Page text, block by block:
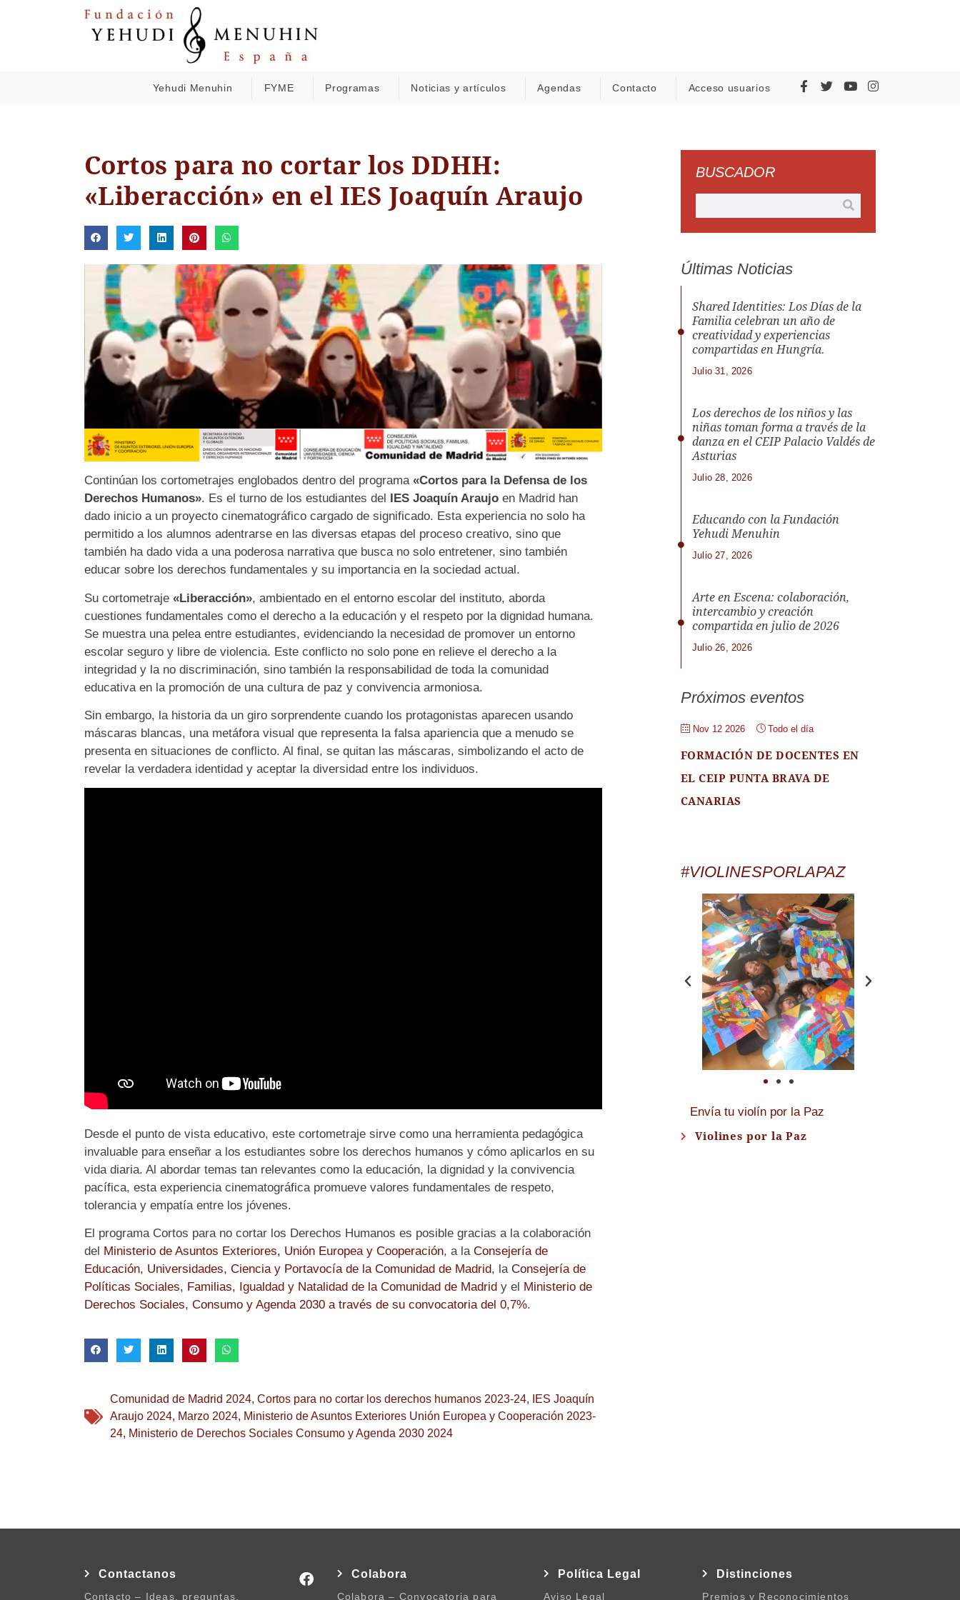
Yehudi Menuhin FYME Programas Noticias y artículos Agendas Contacto Acceso usuarios
Cortos para no cortar los DDHH:
«Liberacción» en el IES Joaquín Araujo
Continúan los cortometrajes englobados dentro del programa «Cortos para la Defensa de los
Derechos Humanos». Es el turno de los estudiantes del IES Joaquín Araujoen Madrid han
dado inicio a un proyecto cinematográfico cargado de significado. Esta experiencia no solo ha
permitido a los alumnos adentrarse en las diversas etapas del proceso creativo, sino que
también ha dado vida a una poderosa narrativa que busca no solo entretener, sino también
educar sobre los derechos fundamentales y su importancia en la sociedad actual.
Su cortometraje «Liberacción», ambientado en el entorno escolar del instituto, aborda
cuestiones fundamentales como el derecho a la educación y el respeto por la dignidad humana.
Se muestra una pelea entre estudiantes, evidenciando la necesidad de promover un entorno
escolar seguro y libre de violencia. Este conflicto no solo pone en relieve el derecho a la
integridad y la no discriminación, sino también la responsabilidad de toda la comunidad
educativa en la promoción de una cultura de paz y convivencia armoniosa.
Sin embargo, la historia da un giro sorprendente cuando los protagonistas aparecen usando
máscaras blancas, una metáfora visual que representa la falsa apariencia que a menudo se
presenta en situaciones de conflicto. Al final, se quitan las máscaras, simbolizando el acto de
revelar la verdadera identidad y aceptar la diversidad entre los individuos.
Desde el punto de vista educativo, este cortometraje sirve como una herramienta pedagógica
invaluable para enseñar a los estudiantes sobre los derechos humanos y cómo aplicarlos en su
vida diaria. Al abordar temas tan relevantes como la educación, la dignidad y la convivencia
pacífica, esta experiencia cinematográfica promueve valores fundamentales de respeto,
tolerancia y empatía entre los jóvenes.
El programa Cortos para no cortar los Derechos Humanos es posible gracias a la colaboración
del Ministerio de Asuntos Exteriores, Unión Europea y Cooperación, a la Consejería de
Educación, Universidades, Ciencia y Portavocía de la Comunidad de Madrid, la Consejería de
Políticas Sociales, Familias, Igualdad y Natalidad de la Comunidad de Madridy el Ministerio de
Derechos Sociales, Consumo y Agenda 2030 a través de su convocatoria del 0,7%.
Comunidad de Madrid 2024, Cortos para no cortar los derechos humanos 2023-24,
IES Joaquín
Araujo 2024, Marzo 2024, Ministerio de Asuntos Exteriores Unión Europea y Cooperación 2023-
24, Ministerio de Derechos Sociales Consumo y Agenda 2030 2024
BUSCADOR
Últimas Noticias
Shared Identities: Los Días de la
Familia celebran un año de
creatividad y experiencias
compartidas en Hungría.
Julio 31, 2026
Los derechos de los niños y las
niñas toman forma a través de la
danza en el CEIP Palacio Valdés de
Asturias
Julio 28, 2026
Educando con la Fundación
Yehudi Menuhin
Julio 27, 2026
Arte en Escena: colaboración,
intercambio y creación
compartida en julio de 2026
Julio 26, 2026
Próximos eventos
Nov 12 2026 Todo el día
FORMACIÓN DE DOCENTES EN
EL CEIP PUNTA BRAVA DE
CANARIAS
#VIOLINESPORLAPAZ
Envía tu violín por la Paz
Violines por la Paz
Contactanos
Contacto – Ideas, preguntas,
Colabora
Colabora – Convocatoria para
Política Legal
Aviso Legal
Distinciones
Premios y Reconocimientos